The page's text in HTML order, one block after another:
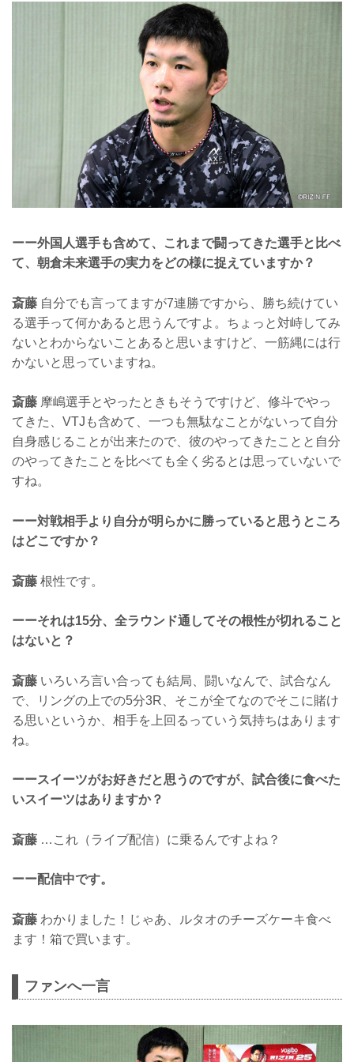
ーー外国人選手も含めて、これまで闘ってきた選手と比べ
て、朝倉未来選手の実力をどの様に捉えていますか？
斎藤 自分でも言ってますが7連勝ですから、勝ち続けてい
る選手って何かあると思うんですよ。ちょっと対峙してみ
ないとわからないことあると思いますけど、一筋縄には行
かないと思っていますね。
斎藤 摩嶋選手とやったときもそうですけど、修斗でやっ
てきた、VTJも含めて、一つも無駄なことがないって自分
自身感じることが出来たので、彼のやってきたことと自分
のやってきたことを比べても全く劣るとは思っていないで
すね。
ーー対戦相手より自分が明らかに勝っていると思うところ
はどこですか？
斎藤 根性です。
ーーそれは15分、全ラウンド通してその根性が切れること
はないと？
斎藤 いろいろ言い合っても結局、闘いなんで、試合なん
で、リングの上での5分3R、そこが全てなのでそこに賭け
る思いというか、相手を上回るっていう気持ちはあります
ね。
ーースイーツがお好きだと思うのですが、試合後に食べた
いスイーツはありますか？
斎藤 …これ（ライブ配信）に乗るんですよね？
ーー配信中です。
斎藤 わかりました！じゃあ、ルタオのチーズケーキ食べ
ます！箱で買います。
ファンへ一言